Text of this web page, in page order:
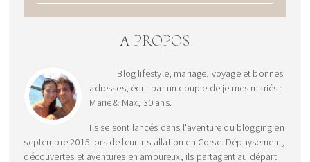
A PROPOS
Blog lifestyle, mariage, voyage et bonnes
adresses, écrit par un couple de jeunes mariés :
Marie & Max, 30 ans.
Ils se sont lancés dans l'aventure du blogging en
septembre 2015 lors de leur installation en Corse. Dépaysement,
découvertes et aventures en amoureux, ils partagent au départ